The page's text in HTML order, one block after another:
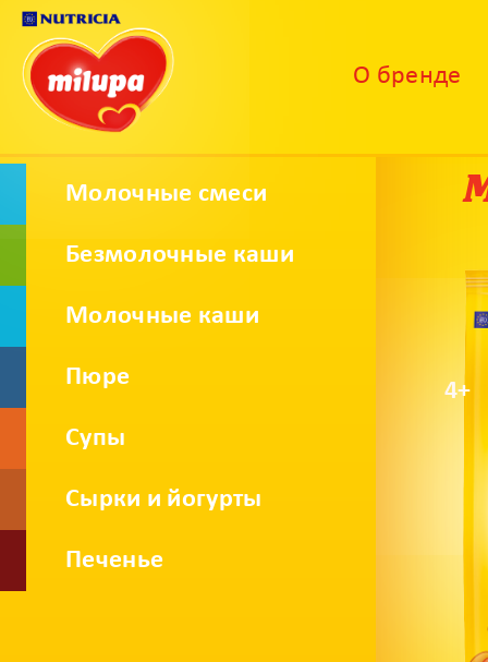
О бренде
Молочные смеси
Безмолочные каши
Молочные каши
Пюре
Супы
Сырки и йогурты
Печенье
4+